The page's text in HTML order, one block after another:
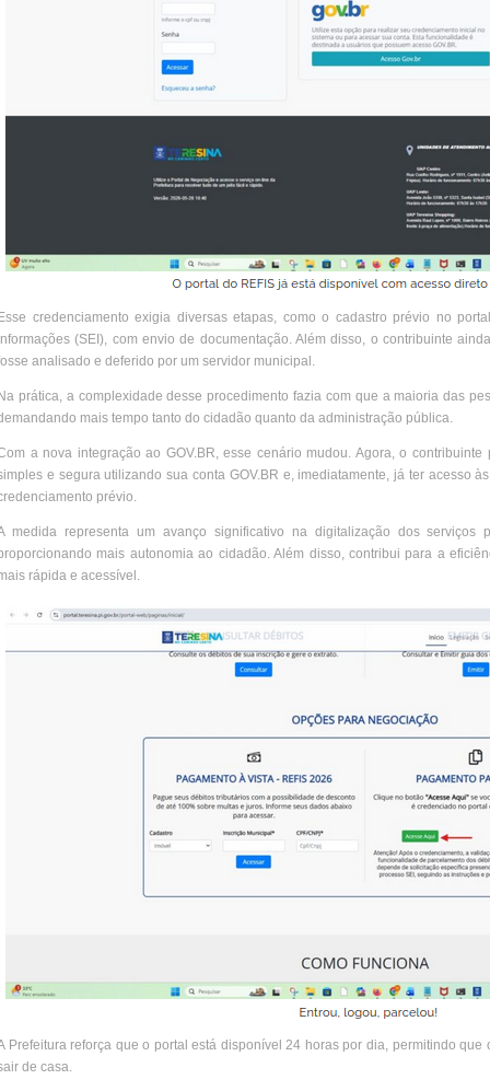
credenciamento exigia diversas etapas, como o cadastro prévio no
(SEI), com envio de documentação. Além disso, o contribuinte
analisado e deferido por um servidor municipal.
prática, a complexidade desse procedimento fazia com que a maioria das
mais tempo tanto do cidadão quanto da administração pública.
a nova integração ao GOV.BR, esse cenário mudou. Agora, o
e segura utilizando sua conta GOV.BR e, imediatamente, já ter acesso
prévio.
medida representa um avanço significativo na digitalização dos
mais autonomia ao cidadão. Além disso, contribui para a
rápida e acessível.
Prefeitura reforça que o portal está disponível 24 horas por dia, permitindo
de casa.